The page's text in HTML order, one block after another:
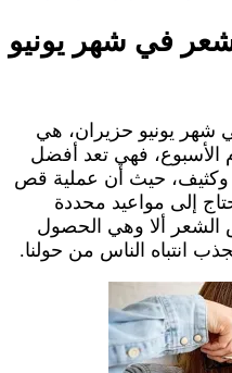
في شهر يونيو
يونيو حزيران، هي
الأسبوع، فهي تعد أفضل
وكثيف، حيث أن عملية قص
إلى مواعيد محددة
الشعر ألا وهي الحصول
انتباه الناس من حولنا.